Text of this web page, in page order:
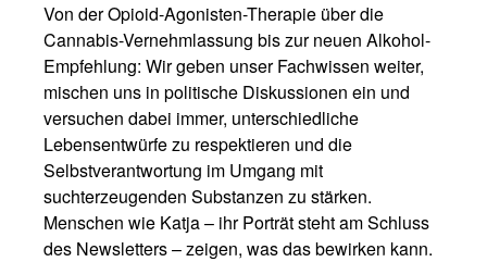
Von der Opioid-Agonisten-Therapie über die
Cannabis-Vernehmlassung bis zur neuen Alkohol-
Empfehlung: Wir geben unser Fachwissen weiter,
mischen uns in politische Diskussionen ein und
versuchen dabei immer, unterschiedliche
Lebensentwürfe zu respektieren und die
Selbstverantwortung im Umgang mit
suchterzeugenden Substanzen zu stärken.
Menschen wie Katja – ihr Porträt steht am Schluss
des Newsletters – zeigen, was das bewirken kann.